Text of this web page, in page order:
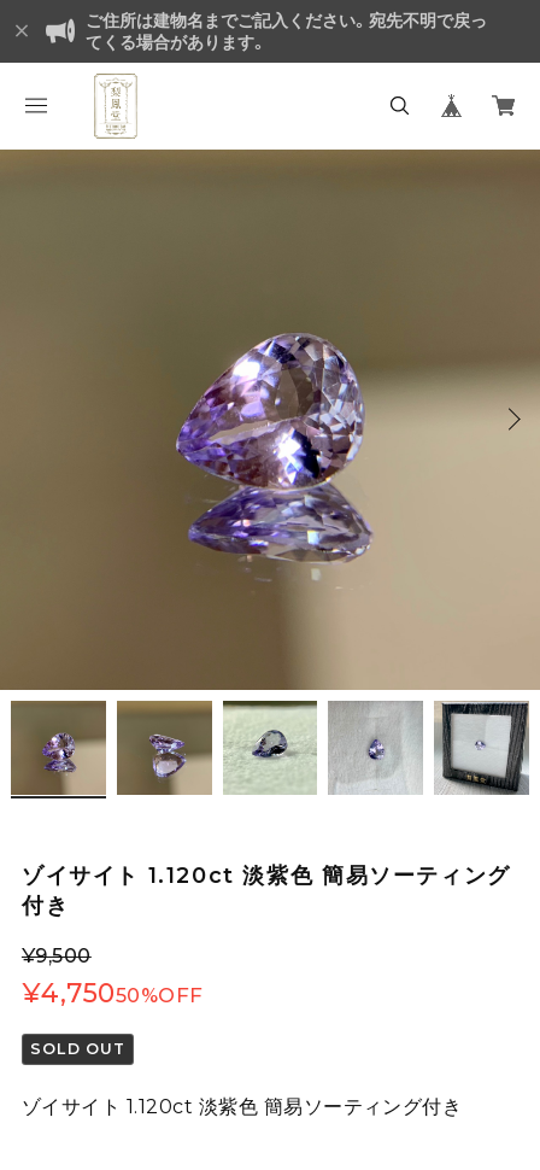
ご住所は建物名までご記入ください。宛先不明で戻っ
てくる場合があります。
ゾイサイト 1.120ct 淡紫色 簡易ソーティング
付き
¥9,500
¥4,75050%OFF
SOLD OUT
ゾイサイト 1.120ct 淡紫色 簡易ソーティング付き